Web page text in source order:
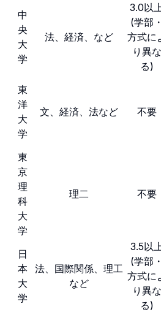
中
央
大
学
法、経済、など
3.0以
(学部・
方式に
り異な
る)
東
洋
大
学
文、経済、法など 不要
東
京
理
科
大
学
理二 不要
日
本
大
学
法、国際関係、理工
など
3.5以
(学部・
方式に
り異な
る)